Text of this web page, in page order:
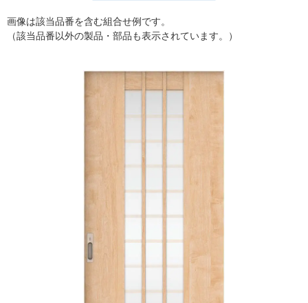
画像は該当品番を含む組合せ例です。
（該当品番以外の製品・部品も表示されています。）